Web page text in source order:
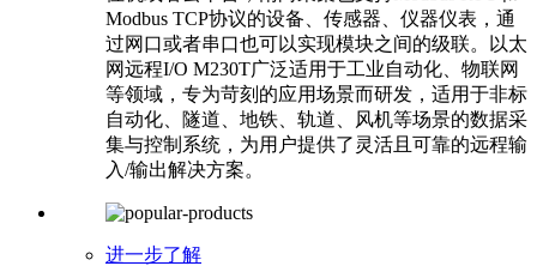
Modbus TCP协议的设备、传感器、仪器仪表，通
过网口或者串口也可以实现模块之间的级联。以太
网远程I/O M230T广泛适用于工业自动化、物联网
等领域，专为苛刻的应用场景而研发，适用于非标
自动化、隧道、地铁、轨道、风机等场景的数据采
集与控制系统，为用户提供了灵活且可靠的远程输
入/输出解决方案。
进一步了解